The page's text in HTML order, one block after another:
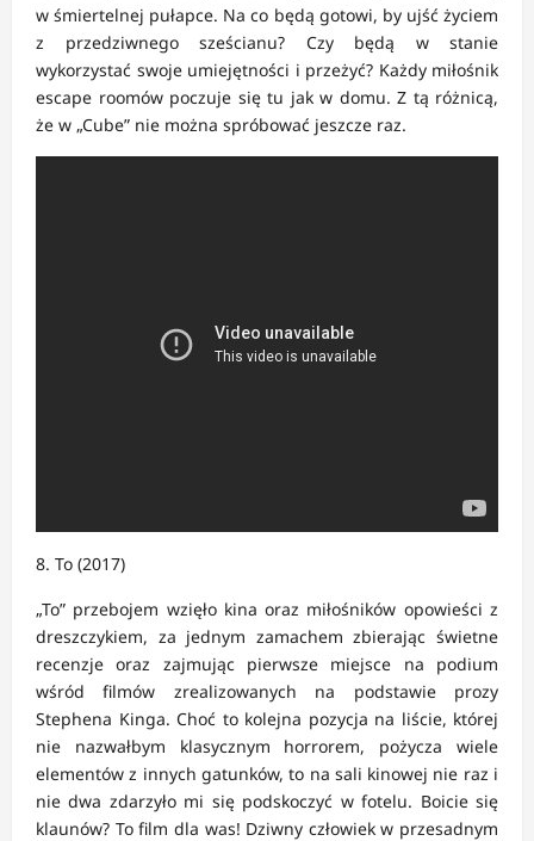
w śmiertelnej pułapce. Na co będą gotowi, by ujść życiem
z przedziwnego sześcianu? Czy będą w stanie
wykorzystać swoje umiejętności i przeżyć? Każdy miłośnik
escape roomów poczuje się tu jak w domu. Z tą różnicą,
że w „Cube” nie można spróbować jeszcze raz.
8. To (2017)
„To” przebojem wzięło kina oraz miłośników opowieści z
dreszczykiem, za jednym zamachem zbierając świetne
recenzje oraz zajmując pierwsze miejsce na podium
wśród filmów zrealizowanych na podstawie prozy
Stephena Kinga. Choć to kolejna pozycja na liście, której
nie nazwałbym klasycznym horrorem, pożycza wiele
elementów z innych gatunków, to na sali kinowej nie raz i
nie dwa zdarzyło mi się podskoczyć w fotelu. Boicie się
klaunów? To film dla was! Dziwny człowiek w przesadnym